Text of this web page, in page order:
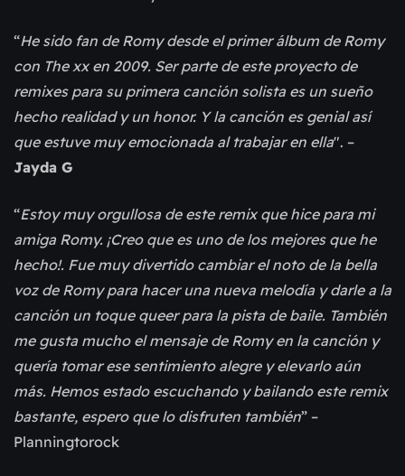
“He sido fan de Romy desde el primer álbum de Romy
con The xx en 2009. Ser parte de este proyecto de
remixes para su primera canción solista es un sueño
hecho realidad y un honor. Y la canción es genial así
que estuve muy emocionada al trabajar en ella". –
Jayda G
“Estoy muy orgullosa de este remix que hice para mi
amiga Romy. ¡Creo que es uno de los mejores que he
hecho!. Fue muy divertido cambiar el noto de la bella
voz de Romy para hacer una nueva melodía y darle a la
canción un toque queer para la pista de baile. También
me gusta mucho el mensaje de Romy en la canción y
quería tomar ese sentimiento alegre y elevarlo aún
más. Hemos estado escuchando y bailando este remix
bastante, espero que lo disfruten también” –
Planningtorock